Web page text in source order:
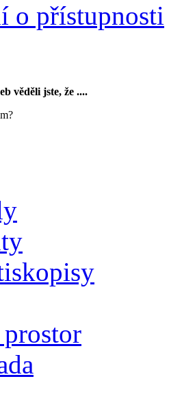
o přístupnosti
věděli jste, že ....